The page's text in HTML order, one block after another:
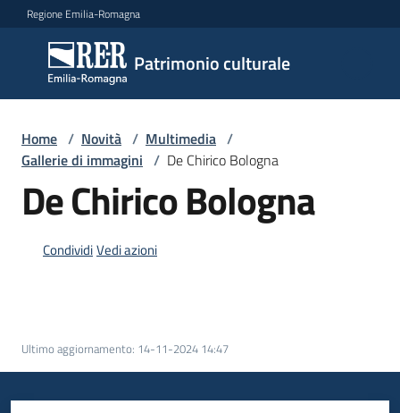
Vai al contenuto
Vai alla navigazione
Vai al footer
Regione Emilia-Romagna
Patrimonio culturale
Patrimonio
culturale
Argomenti
Leggi
Atti
Home / Novità / Multimedia /
Gallerie di immagini / De Chirico Bologna
De Chirico Bologna
CondividiVedi azioni
Ultimo aggiornamento: 14-11-2024 14:47